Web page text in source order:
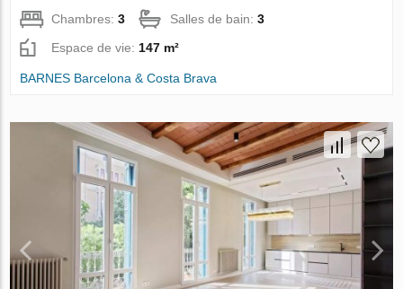
Chambres:3 Salles de bain:3
Espace de vie: 147 m²
BARNES Barcelona & Costa Brava